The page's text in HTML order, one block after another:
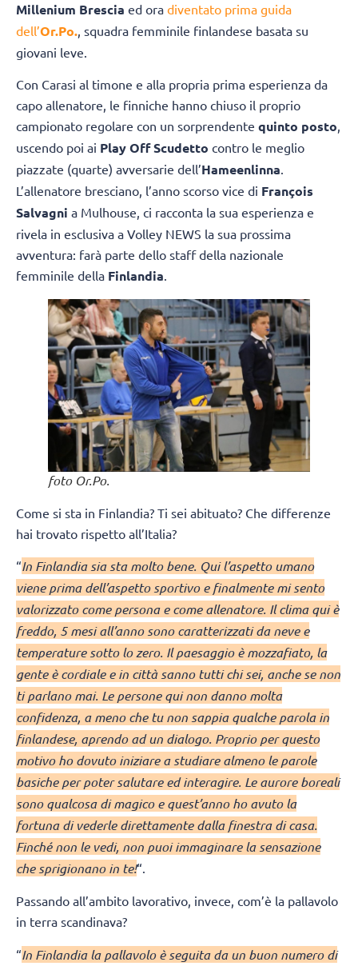
Millenium Brescia ed ora diventato prima guida
dell’Or.Po., squadra femminile finlandese basata su
giovani leve.
Con Carasi al timone e alla propria prima esperienza da
capo allenatore, le finniche hanno chiuso il proprio
campionato regolare con un sorprendente quinto posto,
uscendo poi ai Play Off Scudetto contro le meglio
piazzate (quarte) avversarie dell’Hameenlinna.
L’allenatore bresciano, l’anno scorso vice di François
Salvagni a Mulhouse, ci racconta la sua esperienza e
rivela in esclusiva a Volley NEWS la sua prossima
avventura: farà parte dello staff della nazionale
femminile della Finlandia.
foto Or.Po.
Come si sta in Finlandia? Ti sei abituato? Che differenze
hai trovato rispetto all’Italia?
“In Finlandia sia sta molto bene. Qui l’aspetto umano
viene prima dell’aspetto sportivo e finalmente mi sento
valorizzato come persona e come allenatore. Il clima qui è
freddo, 5 mesi all’anno sono caratterizzati da neve e
temperature sotto lo zero. Il paesaggio è mozzafiato, la
gente è cordiale e in città sanno tutti chi sei, anche se non
ti parlano mai. Le persone qui non danno molta
confidenza, a meno che tu non sappia qualche parola in
finlandese, aprendo ad un dialogo. Proprio per questo
motivo ho dovuto iniziare a studiare almeno le parole
basiche per poter salutare ed interagire. Le aurore boreali
sono qualcosa di magico e quest’anno ho avuto la
fortuna di vederle direttamente dalla finestra di casa.
Finché non le vedi, non puoi immaginare la sensazione
che sprigionano in te!“.
Passando all’ambito lavorativo, invece, com’è la pallavolo
in terra scandinava?
“In Finlandia la pallavolo è seguita da un buon numero di